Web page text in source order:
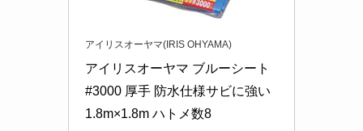
アイリスオーヤマ(IRIS OHYAMA)
アイリスオーヤマ ブルーシート
#3000 厚手 防水仕様サビに強い
1.8m×1.8m ハトメ数8